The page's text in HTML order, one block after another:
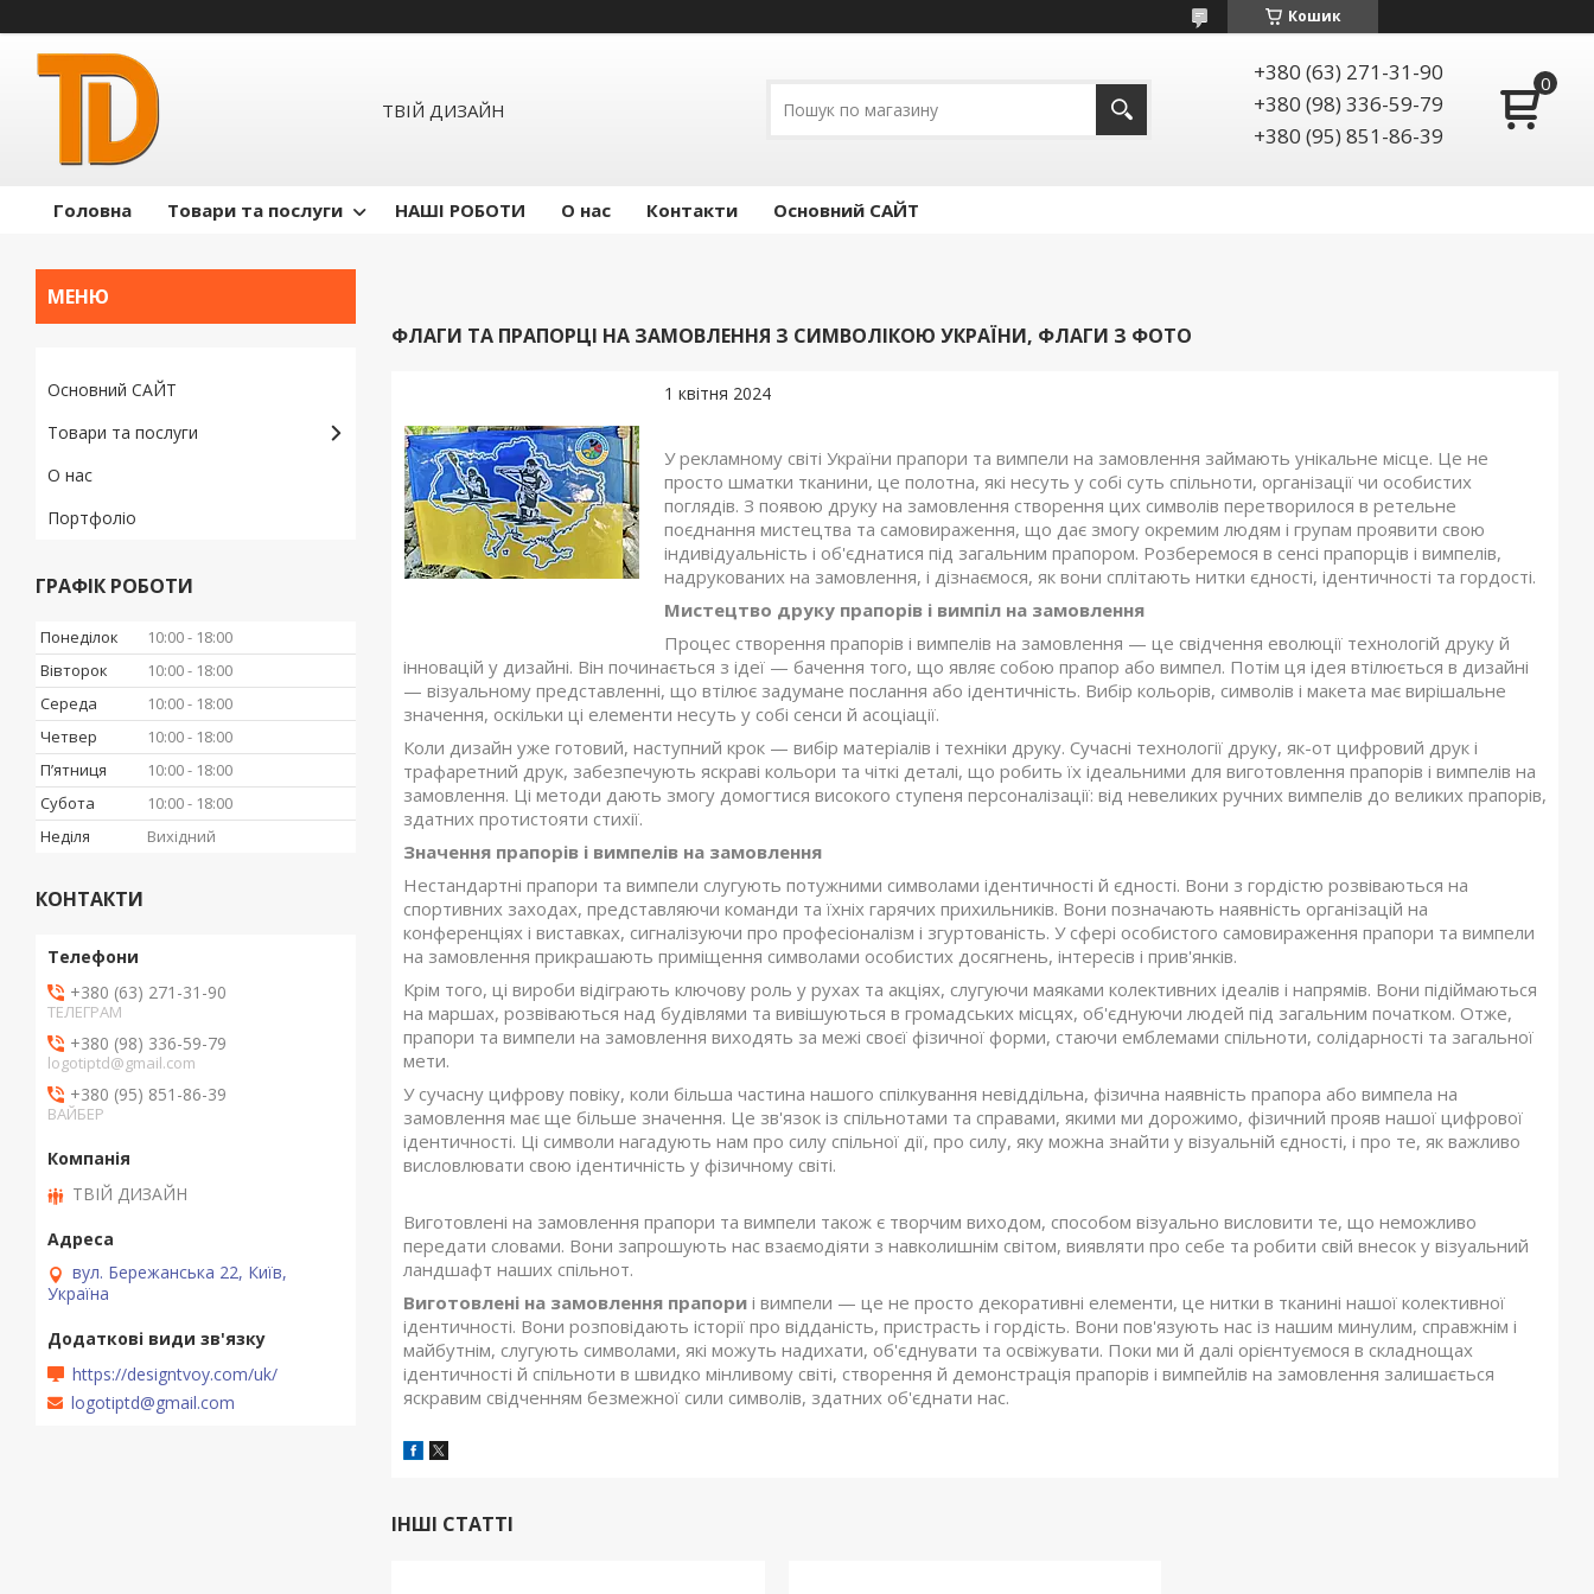
Кошик
ТВІЙ ДИЗАЙН
+380 (63) 271-31-90
+380 (98) 336-59-79
+380 (95) 851-86-39
Головна Товари та послуги НАШІ РОБОТИ О нас Контакти Основний САЙТ
ФЛАГИ ТА ПРАПОРЦІ НА ЗАМОВЛЕННЯ З СИМВОЛІКОЮ УКРАЇНИ, ФЛАГИ З ФОТО
1 квітня 2024
У рекламному світі України прапори та вимпели на замовлення займають унікальне місце. Це не
просто шматки тканини, це полотна, які несуть у собі суть спільноти, організації чи особистих
поглядів. З появою друку на замовлення створення цих символів перетворилося в ретельне
поєднання мистецтва та самовираження, що дає змогу окремим людям і групам проявити свою
індивідуальність і об'єднатися під загальним прапором. Розберемося в сенсі прапорців і вимпелів,
надрукованих на замовлення, і дізнаємося, як вони сплітають нитки єдності, ідентичності та гордості.
Мистецтво друку прапорів і вимпіл на замовлення
Процес створення прапорів і вимпелів на замовлення — це свідчення еволюції технологій друку й
інновацій у дизайні. Він починається з ідеї — бачення того, що являє собою прапор або вимпел. Потім ця ідея втілюється в дизайні
— візуальному представленні, що втілює задумане послання або ідентичність. Вибір кольорів, символів і макета має вирішальне
значення, оскільки ці елементи несуть у собі сенси й асоціації.
Коли дизайн уже готовий, наступний крок — вибір матеріалів і техніки друку. Сучасні технології друку, як-от цифровий друк і
трафаретний друк, забезпечують яскраві кольори та чіткі деталі, що робить їх ідеальними для виготовлення прапорів і вимпелів на
замовлення. Ці методи дають змогу домогтися високого ступеня персоналізації: від невеликих ручних вимпелів до великих прапорів,
здатних протистояти стихії.
Значення прапорів і вимпелів на замовлення
Нестандартні прапори та вимпели слугують потужними символами ідентичності й єдності. Вони з гордістю розвіваються на
спортивних заходах, представляючи команди та їхніх гарячих прихильників. Вони позначають наявність організацій на
конференціях і виставках, сигналізуючи про професіоналізм і згуртованість. У сфері особистого самовираження прапори та вимпели
на замовлення прикрашають приміщення символами особистих досягнень, інтересів і прив'янків.
Крім того, ці вироби відіграють ключову роль у рухах та акціях, слугуючи маяками колективних ідеалів і напрямів. Вони підіймаються
на маршах, розвіваються над будівлями та вивішуються в громадських місцях, об'єднуючи людей під загальним початком. Отже,
прапори та вимпели на замовлення виходять за межі своєї фізичної форми, стаючи емблемами спільноти, солідарності та загальної
мети.
У сучасну цифрову повіку, коли більша частина нашого спілкування невіддільна, фізична наявність прапора або вимпела на
замовлення має ще більше значення. Це зв'язок із спільнотами та справами, якими ми дорожимо, фізичний прояв нашої цифрової
ідентичності. Ці символи нагадують нам про силу спільної дії, про силу, яку можна знайти у візуальній єдності, і про те, як важливо
висловлювати свою ідентичність у фізичному світі.
Виготовлені на замовлення прапори та вимпели також є творчим виходом, способом візуально висловити те, що неможливо
передати словами. Вони запрошують нас взаємодіяти з навколишнім світом, виявляти про себе та робити свій внесок у візуальний
ландшафт наших спільнот.
Виготовлені на замовлення прапори і вимпели — це не просто декоративні елементи, це нитки в тканині нашої колективної
ідентичності. Вони розповідають історії про відданість, пристрасть і гордість. Вони пов'язують нас із нашим минулим, справжнім і
майбутнім, слугують символами, які можуть надихати, об'єднувати та освіжувати. Поки ми й далі орієнтуємося в складнощах
ідентичності й спільноти в швидко мінливому світі, створення й демонстрація прапорів і вимпейлів на замовлення залишається
яскравим свідченням безмежної сили символів, здатних об'єднати нас.
ІНШІ СТАТТІ
Основний САЙТ
Товари та послуги
О нас
Портфоліо
ГРАФІК РОБОТИ
Понеділок 10:00
18:00
Вівторок
10:00
18:00
Середа
10:00
18:00
Четвер
10:00
18:00
Пʼятниця
10:00
18:00
Субота
10:00
18:00
Неділя
Вихідний
КОНТАКТИ
+380 (63) 271-31-90
ТЕЛЕГРАМ
+380 (98) 336-59-79
logotiptd@gmail.com
+380 (95) 851-86-39
ВАЙБЕР
ТВІЙ ДИЗАЙН
вул. Бережанська 22, Київ,
Україна
https://designtvoy.com/uk/
logotiptd@gmail.com